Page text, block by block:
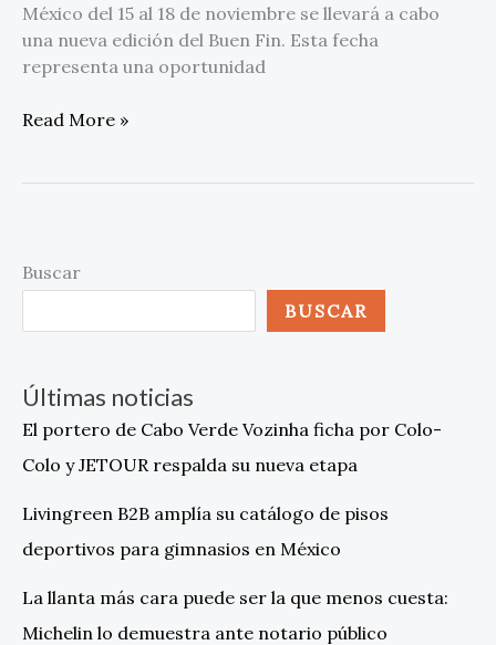
México del 15 al 18 de noviembre se llevará a cabo
una nueva edición del Buen Fin. Esta fecha
representa una oportunidad
Fin
Read More »
Buscar
BUSCAR
Últimas noticias
El portero de Cabo Verde Vozinha ficha por Colo-
Colo y JETOUR respalda su nueva etapa
Livingreen B2B amplía su catálogo de pisos
deportivos para gimnasios en México
La llanta más cara puede ser la que menos cuesta:
Michelin lo demuestra ante notario público